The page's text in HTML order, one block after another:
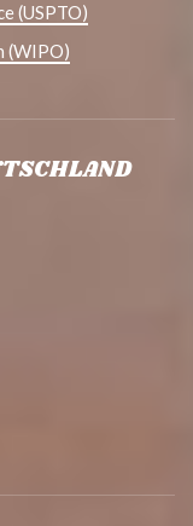
(USPTO)
(WIPO)